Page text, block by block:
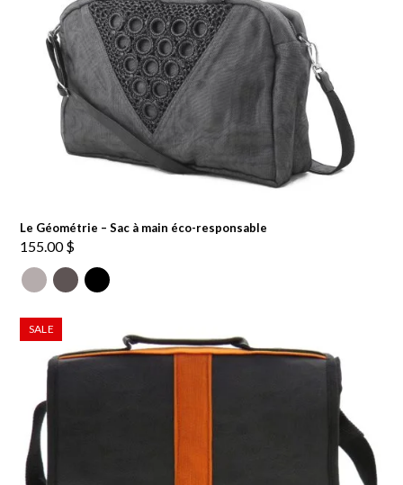
Le Géométrie – Sac à main éco-responsable
155.00$
SALE